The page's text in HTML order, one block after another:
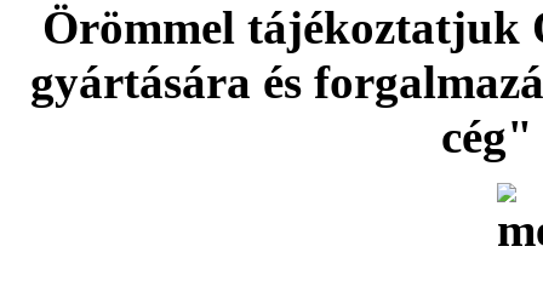
Örömmel tájékoztatjuk
gyártására és